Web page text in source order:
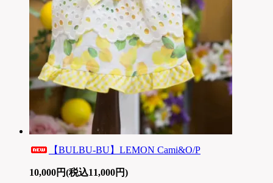
【BULBU-BU】LEMON Cami&O/P
10,000円(税込11,000円)